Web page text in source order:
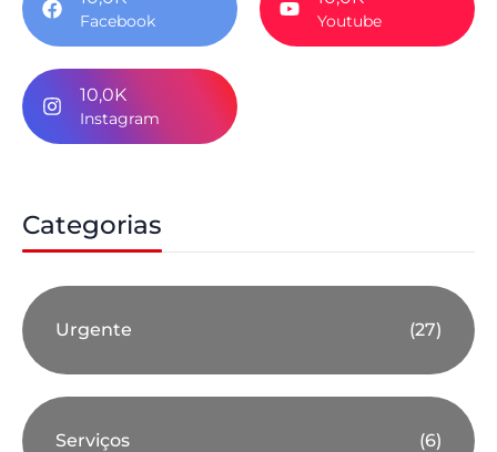
Facebook Youtube
10,0K
Instagram
Categorias
Urgente (27)
Serviços (6)